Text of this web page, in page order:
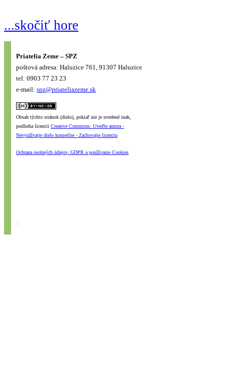
...skočiť hore
Priatelia Zeme – SPZ
poštová adresa: Haluzice 761, 91307 Haluzice
tel: 0903 77 23 23
e-mail: spz@priateliazeme.sk
Obsah týchto stránok (dielo), pokiaľ nie je uvedené inak,
podlieha licencii Creative Commons: Uveďte autora -
Nevyužívajte dielo komerčne - Zachovajte licenciu
Ochrana osobných údajov, GDPR a používanie Cookies